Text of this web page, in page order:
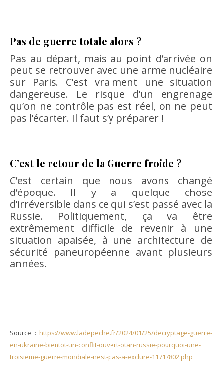
Pas de guerre totale alors ?
Pas au départ, mais au point d’arrivée on
peut se retrouver avec une arme nucléaire
sur Paris. C’est vraiment une situation
dangereuse. Le risque d’un engrenage
qu’on ne contrôle pas est réel, on ne peut
pas l’écarter. Il faut s’y préparer !
C’est le retour de la Guerre froide ?
C’est certain que nous avons changé
d’époque. Il y a quelque chose
d’irréversible dans ce qui s’est passé avec la
Russie. Politiquement, ça va être
extrêmement difficile de revenir à une
situation apaisée, à une architecture de
sécurité paneuropéenne avant plusieurs
années.
Source : https://www.ladepeche.fr/2024/01/25/decryptage-guerre-
en-ukraine-bientot-un-conflit-ouvert-otan-russie-pourquoi-une-
troisieme-guerre-mondiale-nest-pas-a-exclure-11717802.php